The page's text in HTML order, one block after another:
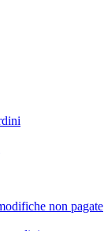
non pagate